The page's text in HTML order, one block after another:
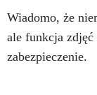
Wiadomo, że
ale funkcja
zabezpieczenie.